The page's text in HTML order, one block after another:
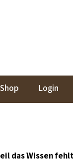
Shop Login
das Wissen